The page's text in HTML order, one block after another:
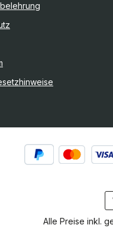
Alle Preise inkl.